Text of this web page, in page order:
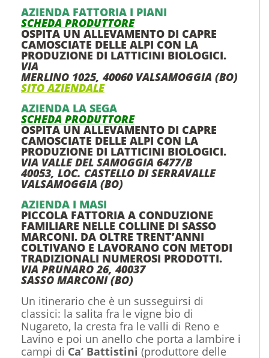
AZIENDA FATTORIA I PIANI
SCHEDA PRODUTTORE
OSPITA UN ALLEVAMENTO DI CAPRE
CAMOSCIATE DELLE ALPI CON LA
PRODUZIONE DI LATTICINI BIOLOGICI.
VIA
MERLINO 1025, 40060 VALSAMOGGIA (BO)
SITO AZIENDALE
AZIENDA LA SEGA
SCHEDA PRODUTTORE
OSPITA UN ALLEVAMENTO DI CAPRE
CAMOSCIATE DELLE ALPI CON LA
PRODUZIONE DI LATTICINI BIOLOGICI.
VIA VALLE DEL SAMOGGIA 6477/B
40053, LOC. CASTELLO DI SERRAVALLE
VALSAMOGGIA (BO)
AZIENDA I MASI
PICCOLA FATTORIA A CONDUZIONE
FAMILIARE NELLE COLLINE DI SASSO
MARCONI. DA OLTRE TRENT’ANNI
COLTIVANO E LAVORANO CON METODI
TRADIZIONALI NUMEROSI PRODOTTI.
VIA PRUNARO 26, 40037
SASSO MARCONI (BO)
Un itinerario che è un susseguirsi di
classici: la salita fra le vigne bio di
Nugareto, la cresta fra le valli di Reno e
Lavino e poi un anello che porta a lambire i
campi di Ca’ Battistini (produttore delle